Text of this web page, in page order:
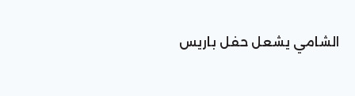
الشامي يشعل حفل باريس